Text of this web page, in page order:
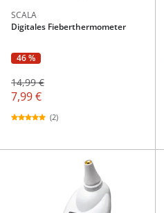
SCALA
Digitales Fieberthermometer
46 %
14,99 €
7,99 €
(2)